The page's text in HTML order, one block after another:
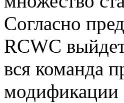
Согласно
RCWC
вся команда
модификации